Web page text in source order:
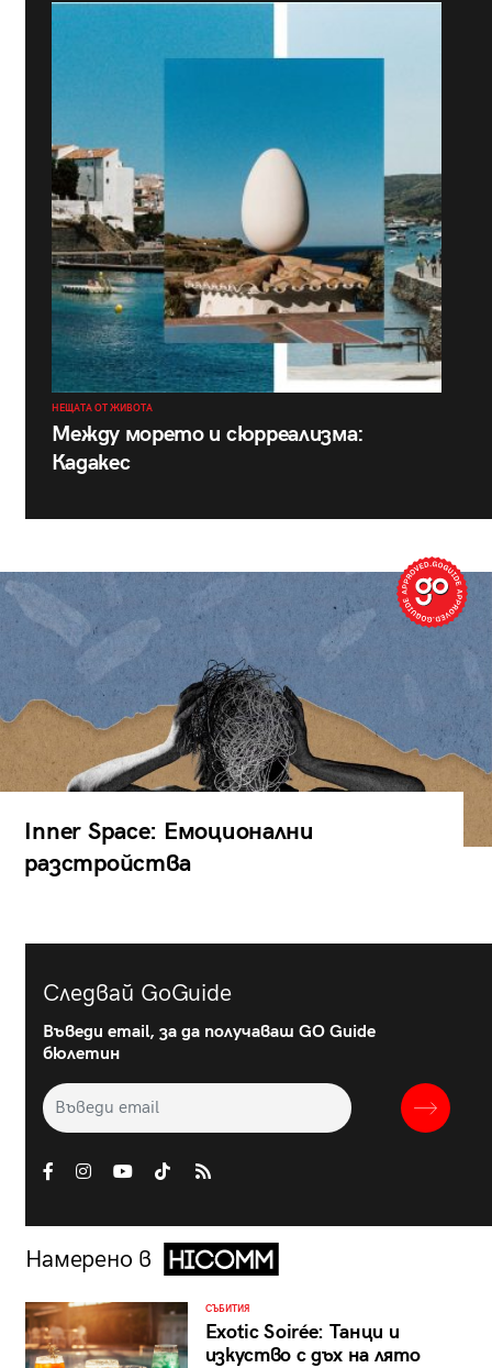
НЕЩАТА ОТ ЖИВОТА
Между морето и сюрреализма:
Кадакес
Inner Space: Емоционални
разстройства
Следвай GoGuide
Въведи email, за да получаваш GO Guide
бюлетин
Намерено в
СЪБИТИЯ
Exotic Soirée: Танци и
изкуство с дъх на лято